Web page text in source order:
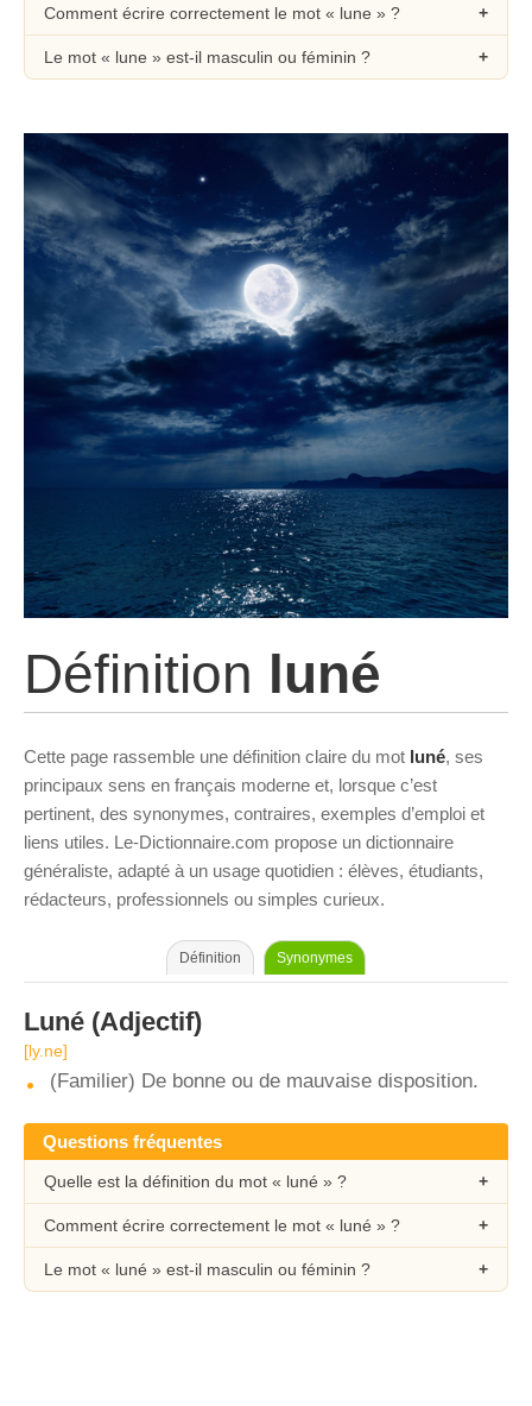
Comment écrire correctement le mot « lune » ?
Le mot « lune » est-il masculin ou féminin ?
Définition luné
Cette page rassemble une définition claire du mot luné, ses
principaux sens en français moderne et, lorsque c’est
pertinent, des synonymes, contraires, exemples d’emploi et
liens utiles. Le-Dictionnaire.com propose un dictionnaire
généraliste, adapté à un usage quotidien : élèves, étudiants,
rédacteurs, professionnels ou simples curieux.
Définition Synonymes
Luné (Adjectif)
[ly.ne]
(Familier) De bonne ou de mauvaise disposition.
Questions fréquentes
Quelle est la définition du mot « luné » ?
Comment écrire correctement le mot « luné » ?
Le mot « luné » est-il masculin ou féminin ?